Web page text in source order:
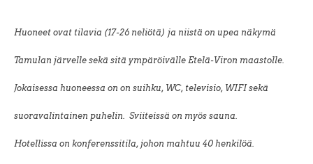
Huoneet ovat tilavia (17-26 neliötä) ja niistä on upea näkymä
Tamulan järvelle sekä sitä ympäröivälle Etelä-Viron maastolle.
Jokaisessa huoneessa on on suihku, WC, televisio, WIFI sekä
suoravalintainen puhelin. Sviiteissä on myös sauna.
Hotellissa on konferenssitila, johon mahtuu 40 henkilöä.